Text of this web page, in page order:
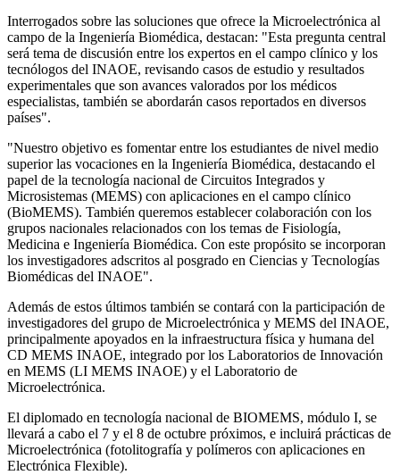
Interrogados sobre las soluciones que ofrece la Microelectrónica al
campo de la Ingeniería Biomédica, destacan: "Esta pregunta central
será tema de discusión entre los expertos en el campo clínico y los
tecnólogos del INAOE, revisando casos de estudio y resultados
experimentales que son avances valorados por los médicos
especialistas, también se abordarán casos reportados en diversos
países".
"Nuestro objetivo es fomentar entre los estudiantes de nivel medio
superior las vocaciones en la Ingeniería Biomédica, destacando el
papel de la tecnología nacional de Circuitos Integrados y
Microsistemas (MEMS) con aplicaciones en el campo clínico
(BioMEMS). También queremos establecer colaboración con los
grupos nacionales relacionados con los temas de Fisiología,
Medicina e Ingeniería Biomédica. Con este propósito se incorporan
los investigadores adscritos al posgrado en Ciencias y Tecnologías
Biomédicas del INAOE".
Además de estos últimos también se contará con la participación de
investigadores del grupo de Microelectrónica y MEMS del INAOE,
principalmente apoyados en la infraestructura física y humana del
CD MEMS INAOE, integrado por los Laboratorios de Innovación
en MEMS (LI MEMS INAOE) y el Laboratorio de
Microelectrónica.
El diplomado en tecnología nacional de BIOMEMS, módulo I, se
llevará a cabo el 7 y el 8 de octubre próximos, e incluirá prácticas de
Microelectrónica (fotolitografía y polímeros con aplicaciones en
Electrónica Flexible).